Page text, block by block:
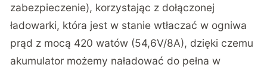
zabezpieczenie), korzystając z dołączonej
ładowarki, która jest w stanie wtłaczać w ogniwa
prąd z mocą 420 watów (54,6V/8A), dzięki czemu
akumulator możemy naładować do pełna w